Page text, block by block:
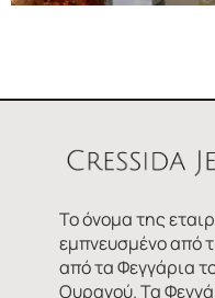
Το όνομα της
εμπνευσμένο από
από τα Φεγγάρια
Ουρανού. Τα